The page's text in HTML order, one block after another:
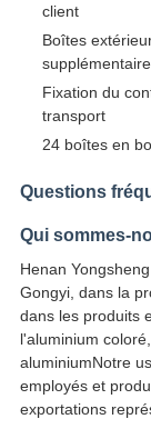
client
Boîtes
supplémentaire
Fixation du
transport
24 boîtes en
Questions
Qui sommes-
Henan
Gongyi, dans la
dans les produits
l'aluminium
aluminiumNotre
employés et
exportations